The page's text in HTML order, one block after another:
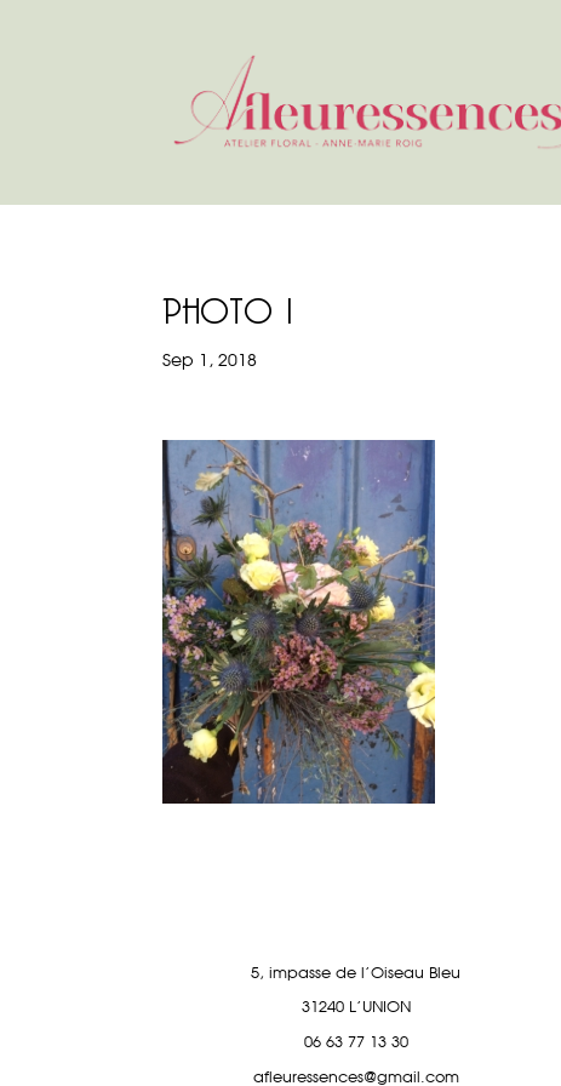
PHOTO 1
Sep 1, 2018
5, impasse de l'Oiseau Bleu
31240 L'UNION
06 63 77 13 30
afleuressences@gmail.com